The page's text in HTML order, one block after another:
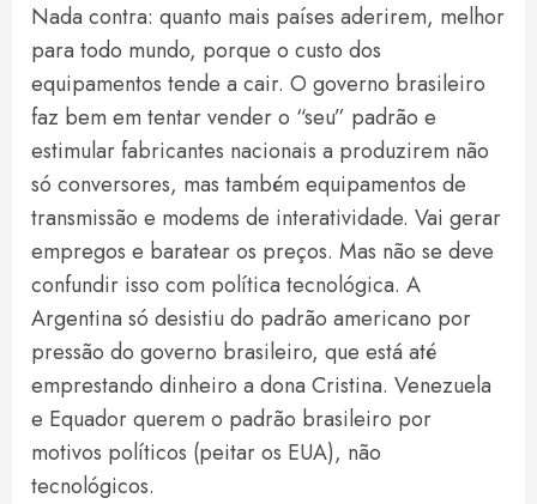
Nada contra: quanto mais países aderirem, melhor
para todo mundo, porque o custo dos
equipamentos tende a cair. O governo brasileiro
faz bem em tentar vender o “seu” padrão e
estimular fabricantes nacionais a produzirem não
só conversores, mas também equipamentos de
transmissão e modems de interatividade. Vai gerar
empregos e baratear os preços. Mas não se deve
confundir isso com política tecnológica. A
Argentina só desistiu do padrão americano por
pressão do governo brasileiro, que está até
emprestando dinheiro a dona Cristina. Venezuela
e Equador querem o padrão brasileiro por
motivos políticos (peitar os EUA), não
tecnológicos.